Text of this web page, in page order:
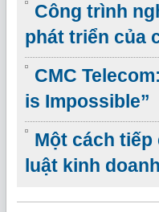
Công trình
phát triển của
CMC
is Impossible”
Một cách tiếp
luật kinh